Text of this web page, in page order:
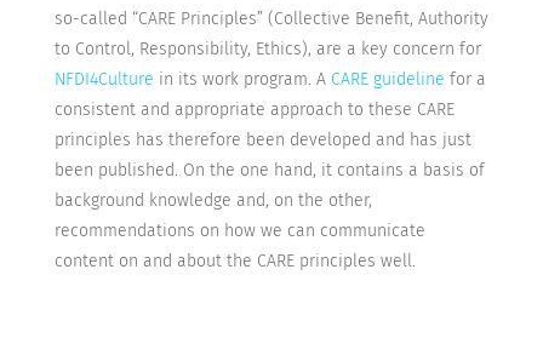
so-called “CARE Principles” (Collective Benefit, Authority
to Control, Responsibility, Ethics), are a key concern for
NFDI4Culture in its work program. A CARE guideline for a
consistent and appropriate approach to these CARE
principles has therefore been developed and has just
been published. On the one hand, it contains a basis of
background knowledge and, on the other,
recommendations on how we can communicate
content on and about the CARE principles well.